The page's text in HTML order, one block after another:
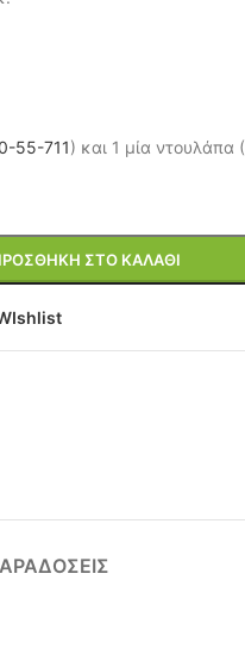
55-711) και 1 μία ντουλάπα (
ΣΤΟ ΚΑΛΆΘΙ